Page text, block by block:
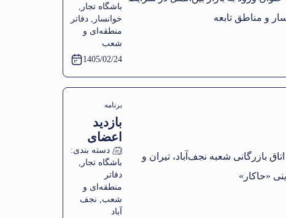
ورود به
بازار
بین‌الملل
در شرایط
دفتر
نمایندگی
خوانسار و
مناطق
تابعه
باشگاه تجار ,
خوانسار , دفاتر
منطقه‌ای و
شعب
1405/02/24
برنامه
تجربه‌نوردی و
بازدید تخصصی از
«مرکز توسعه
کارآفرینی
حاکار»
بازدید
اعضای
کمیته
بانوان
اتاق
بازرگانی
شعبه
دسته بندی:
باشگاه تجار ,
دفاتر
منطقه‌ای و
شعب, نجف
آباد